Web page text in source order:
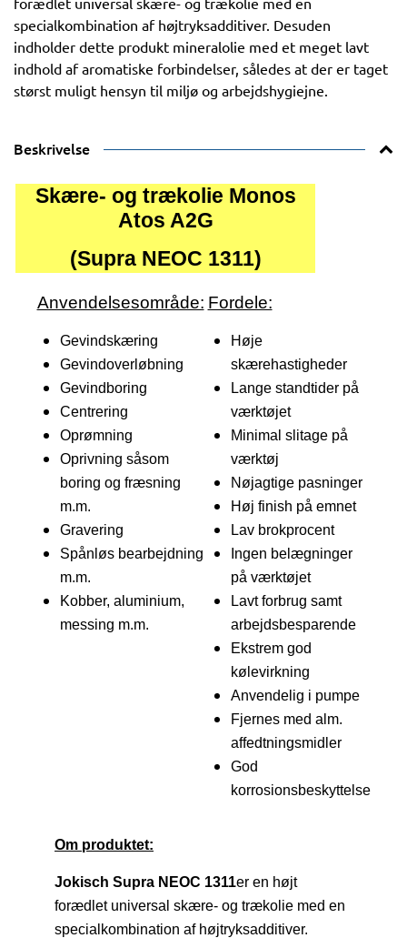
specialkombination af højtryksadditiver. Desuden
indholder dette produkt mineralolie med et meget lavt
indhold af aromatiske forbindelser, således at der er taget
størst muligt hensyn til miljø og arbejdshygiejne.
Beskrivelse
Skære- og trækolie Monos
Atos A2G
(Supra NEOC 1311)
Anvendelsesområde:
Gevindskæring
Gevindoverløbning
Gevindboring
Centrering
Oprømning
Oprivning såsom
boring og fræsning
m.m.
Gravering
Spånløs bearbejdning
m.m.
Kobber, aluminium,
messing m.m.
Fordele:
Høje
skærehastigheder
Lange standtider på
værktøjet
Minimal slitage på
værktøj
Nøjagtige pasninger
Høj finish på emnet
Lav brokprocent
Ingen belægninger
på værktøjet
Lavt forbrug samt
arbejdsbesparende
Ekstrem god
kølevirkning
Anvendelig i pumpe
Fjernes med alm.
affedtningsmidler
God
korrosionsbeskyttelse
Om produktet:
Jokisch Supra NEOC 1311er en højt
forædlet universal skære- og trækolie med en
specialkombination af højtryksadditiver.